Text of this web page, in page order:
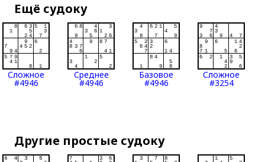
Ещё судоку
Сложное
#4946
Среднее
#4946
Базовое
#4946
Сложное
#3254
Другие простые судоку